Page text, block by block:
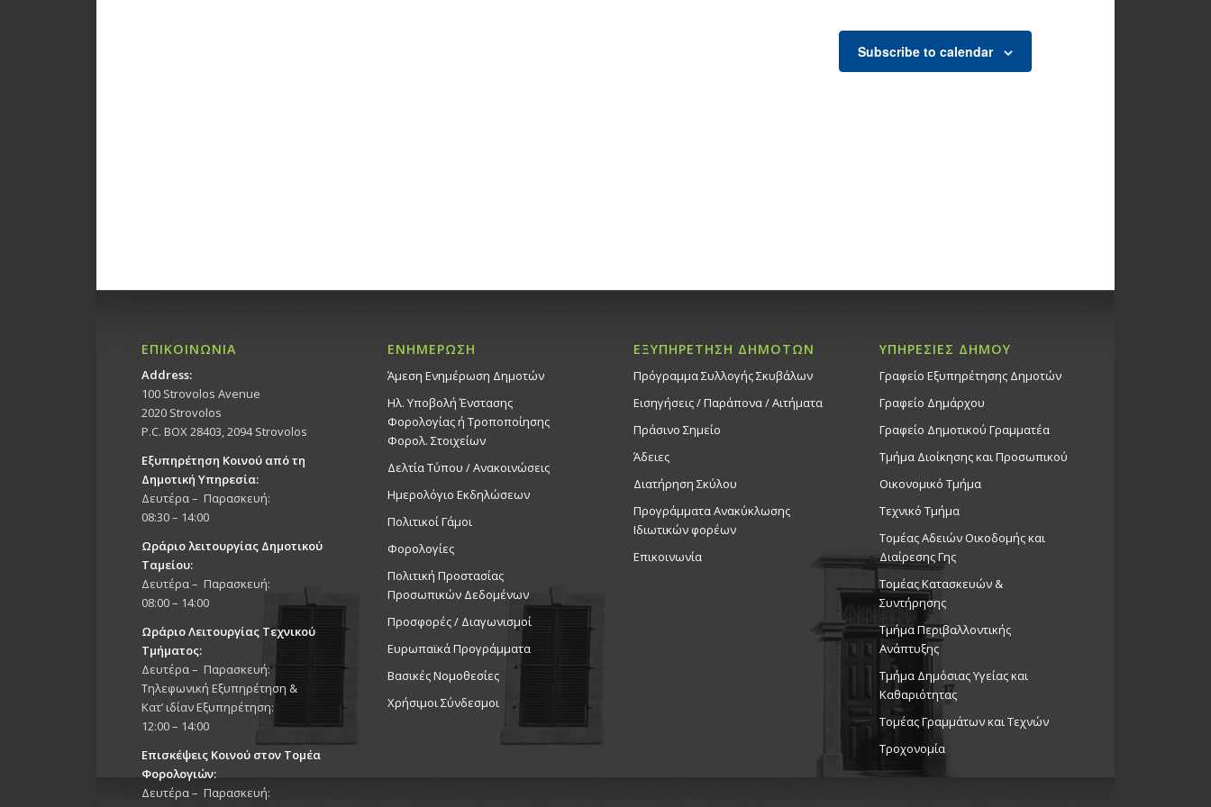
Subscribe to calendar
ΕΠΙΚΟΙΝΩΝΙΑ
Address:
100 Strovolos Avenue
2020 Strovolos
P.C. BOX 28403, 2094 Strovolos
Εξυπηρέτηση Κοινού από τη
Δημοτική Υπηρεσία:
Δευτέρα – Παρασκευή:
08:30 – 14:00
Ωράριο λειτουργίας Δημοτικού
Ταμείου:
Δευτέρα – Παρασκευή:
08:00 – 14:00
Ωράριο Λειτουργίας Τεχνικού
Τμήματος:
Δευτέρα – Παρασκευή:
Τηλεφωνική Εξυπηρέτηση &
Κατ’ ιδίαν Εξυπηρέτηση:
12:00 – 14:00
Επισκέψεις Κοινού στον Τομέα
Φορολογιών:
Δευτέρα – Παρασκευή:
ΕΝΗΜΕΡΩΣΗ
Άμεση Ενημέρωση Δημοτών
Ηλ. Υποβολή Ένστασης
Φορολογίας ή Τροποποίησης
Φορολ. Στοιχείων
Δελτία Τύπου / Ανακοινώσεις
Ημερολόγιο Εκδηλώσεων
Πολιτικοί Γάμοι
Φορολογίες
Πολιτική Προστασίας
Προσωπικών Δεδομένων
Προσφορές / Διαγωνισμοί
Ευρωπαϊκά Προγράμματα
Βασικές Νομοθεσίες
Χρήσιμοι Σύνδεσμοι
ΕΞΥΠΗΡΕΤΗΣΗ ΔΗΜΟΤΩΝ
Πρόγραμμα Συλλογής Σκυβάλων
Εισηγήσεις / Παράπονα / Αιτήματα
Πράσινο Σημείο
Άδειες
Διατήρηση Σκύλου
Προγράμματα Ανακύκλωσης
Ιδιωτικών φορέων
Επικοινωνία
ΥΠΗΡΕΣΙΕΣ ΔΗΜΟΥ
Γραφείο Εξυπηρέτησης Δημοτών
Γραφείο Δημάρχου
Γραφείο Δημοτικού Γραμματέα
Τμήμα Διοίκησης και Προσωπικού
Οικονομικό Τμήμα
Τεχνικό Τμήμα
Τομέας Αδειών Οικοδομής και
Διαίρεσης Γης
Τομέας Κατασκευών &
Συντήρησης
Τμήμα Περιβαλλοντικής
Ανάπτυξης
Tμήμα Δημόσιας Υγείας και
Καθαριότητας
Τομέας Γραμμάτων και Τεχνών
Τροχονομία